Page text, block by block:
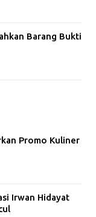
Barang Bukti
Promo Kuliner
Irwan Hidayat